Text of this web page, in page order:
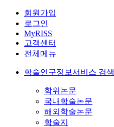
회원가입
로그인
MyRISS
고객센터
전체메뉴
학술연구정보서비스 검색
학위논문
국내학술논문
해외학술논문
학술지